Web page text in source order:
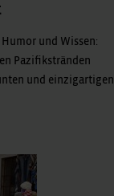
und Wissen:
Pazifikstränden
und einzigartigen